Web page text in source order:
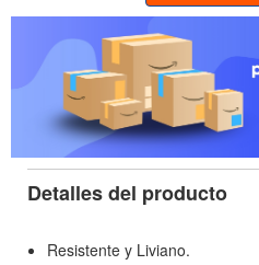
Detalles del producto
Resistente y Liviano.